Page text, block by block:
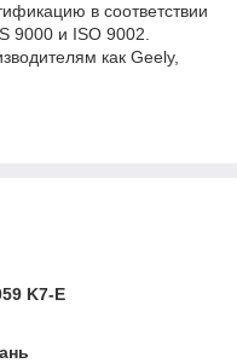
в соответствии
9000 и ISO 9002.
как Geely,
K7-E